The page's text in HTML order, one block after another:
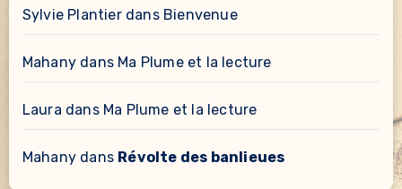
Sylvie Plantierdans Bienvenue
Mahanydans Ma Plume et la lecture
Laura dans Ma Plume et la lecture
Mahanydans Révolte des banlieues